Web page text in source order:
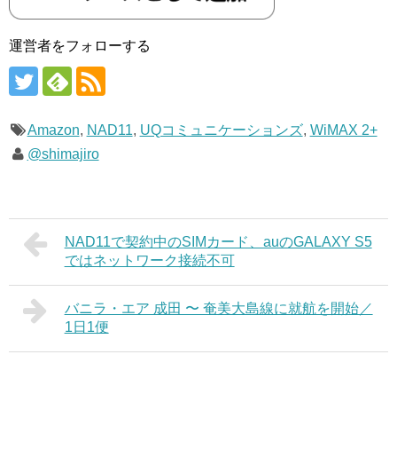
運営者をフォローする
Amazon, NAD11, UQコミュニケーションズ, WiMAX 2+
@shimajiro
NAD11で契約中のSIMカード、auのGALAXY S5
ではネットワーク接続不可
バニラ・エア 成田 〜 奄美大島線に就航を開始／
1日1便